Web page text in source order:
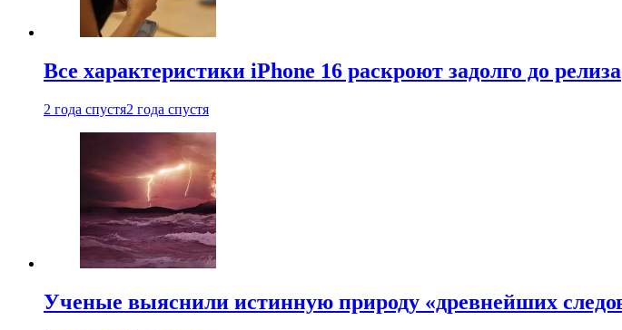
Все характеристики iPhone 16 раскроют задолго до релиза
2 года спустя2 года спустя
Ученые выяснили истинную природу «древнейших